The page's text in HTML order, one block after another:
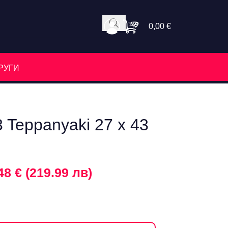
0,00 €
27 x 43
€ (219.99 лв)